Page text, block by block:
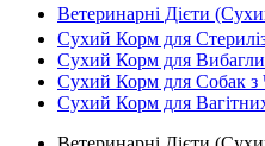
Ветеринарні Дієти
Сухий Корм для
Сухий Корм для
Сухий Корм для Собак
Сухий Корм для